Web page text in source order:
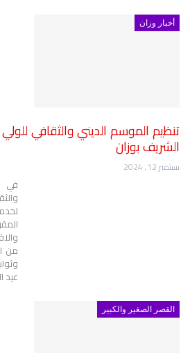
أخبار وزان
تنظيم الموسم الديني والثقافي
الشريف بوزان
سبتمبر 12, 2024
في
من
عيد
القصر الصغير والكبير